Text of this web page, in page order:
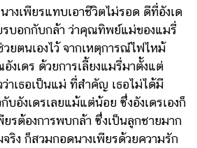
างเพียรแทบเอาชีวิตไม่รอด ดีที่อังเด
รบอกกับกล้า ว่าคุณทิพย์แม่ของแมรี่
ยตนเองไว้ จากเหตุการณ์ไฟไหม้
เดร ด้วยการเลี้ยงแมรี่มาตั้งแต่
าเธอเป็นแม่ ที่สำคัญ เธอไม่ได้มี
อังเดรเลยแม้แต่น้อย ซึ่งอังเดรเองก็
ยรต้องการพบกล้า ซึ่งเป็นลูกชายมาก
ริง ก็สวมกอดนางเพียรด้วยความรัก